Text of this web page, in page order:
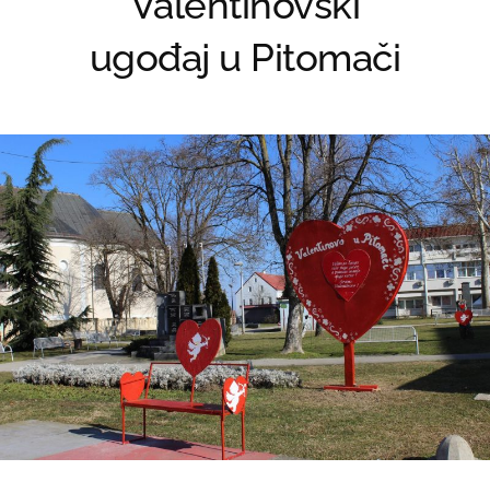
ugođaj u Pitomači